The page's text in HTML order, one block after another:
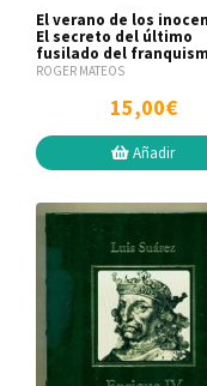
El verano de los
El secreto del último
fusilado del
ROGER MATEOS
15,00€
Añadir